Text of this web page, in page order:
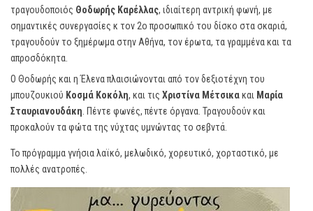
τραγουδοποιός Θοδωρής Καρέλλας, ιδιαίτερη αντρική φωνή, με
σημαντικές συνεργασίες κ τον 2ο προσωπικό του δίσκο στα σκαριά,
τραγουδούν το ξημέρωμα στην Αθήνα, τον έρωτα, τα γραμμένα και τα
απροσδόκητα.
Ο Θοδωρής και η Έλενα πλαισιώνονται από τον δεξιοτέχνη του
μπουζουκιού Κοσμά Κοκόλη, και τις Χριστίνα Μέτσικακαι Μαρία
Σταυριανουδάκη . Πέντε φωνές, πέντε όργανα. Τραγουδούν και
προκαλούν τα φώτα της νύχτας υμνώντας το σεβντά.
Το πρόγραμμα γνήσια λαϊκό, μελωδικό, χορευτικό, χορταστικό, με
πολλές ανατροπές.